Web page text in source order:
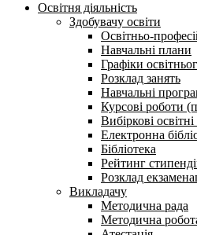
Освітня діяльність
Здобувачу освіти
Освітньо-
Навчальні плани
Графіки
Розклад занять
Навчальні
Курсові роботи
Вибіркові
Електронна
Бібліотека
Рейтинг
Розклад
Викладачу
Методична рада
Методична